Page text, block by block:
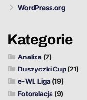
WordPress.org
Kategorie
Analiza (7)
Duszyczki Cup(21)
e-WL Liga (19)
Fotorelacja (9)